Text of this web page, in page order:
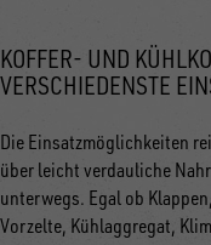
KOFFER- UND
VERSCHIEDENSTE
Die Einsatzmöglichkeiten
über leicht verdauliche
unterwegs. Egal ob
Vorzelte, Kühlaggregat,